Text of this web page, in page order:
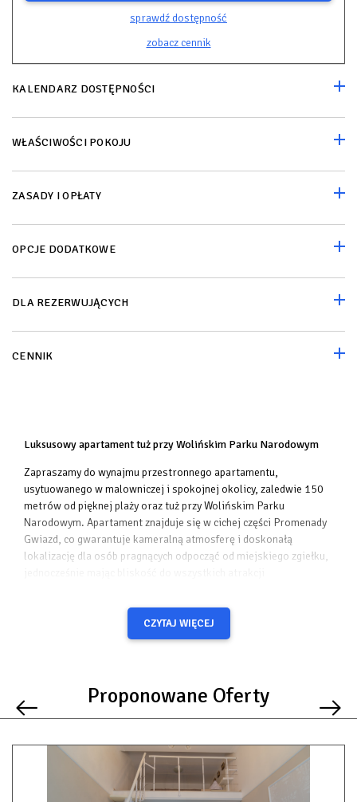
sprawdź dostępność
zobacz cennik
KALENDARZ DOSTĘPNOŚCI
WŁAŚCIWOŚCI POKOJU
ZASADY I OPŁATY
OPCJE DODATKOWE
DLA REZERWUJĄCYCH
CENNIK
Luksusowy apartament tuż przy Wolińskim Parku Narodowym
Zapraszamy do wynajmu przestronnego apartamentu,
usytuowanego w malowniczej i spokojnej okolicy, zaledwie 150
metrów od pięknej plaży oraz tuż przy Wolińskim Parku
Narodowym. Apartament znajduje się w cichej części Promenady
Gwiazd, co gwarantuje kameralną atmosferę i doskonałą
lokalizację dla osób pragnących odpocząć od miejskiego zgiełku,
Przestronność i komfort dla 8 osób
sypialnia z dużym łóżkiem małżeńskim, która zapewnia spokojny
wypoczynek. Jest to idealne miejsce, w którym można
gości jest również przestronna łazienka z wanną, która zachęca
do długich, relaksujących kąpieli w komfortowych warunkach.
Dolny poziom – funkcjonalność i przestronność
CZYTAJ WIĘCEJ
Proponowane Oferty